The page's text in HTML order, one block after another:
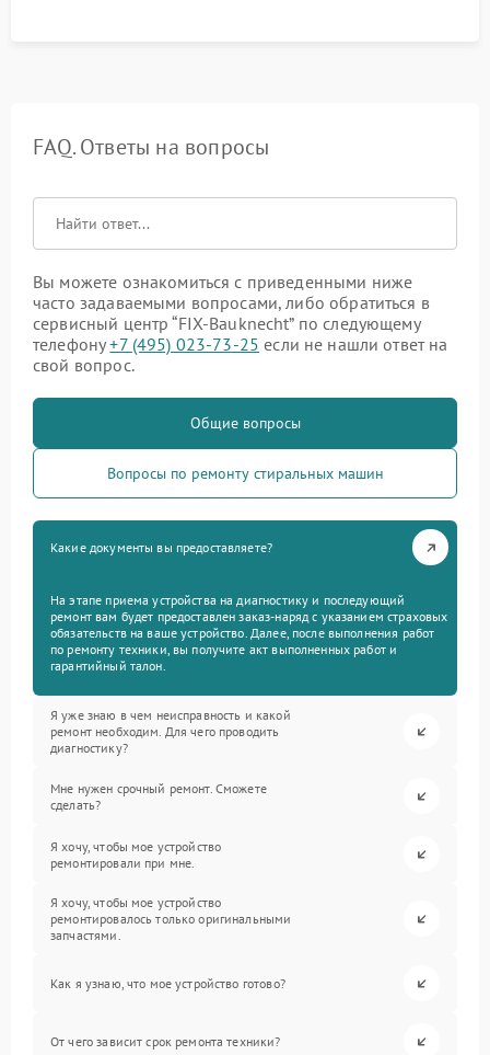
FAQ. Ответы на вопросы
Вы можете ознакомиться с приведенными ниже
часто задаваемыми вопросами, либо обратиться в
сервисный центр “FIX-Bauknecht” по следующему
телефону+7 (495) 023-73-25 если не нашли ответ на
свой вопрос.
Общие вопросы
Вопросы по ремонту стиральных машин
Какие документы вы предоставляете?
На этапе приема устройства на диагностику и последующий
ремонт вам будет предоставлен заказ-наряд с указанием страховых
обязательств на ваше устройство. Далее, после выполнения работ
по ремонту техники, вы получите акт выполненных работ и
гарантийный талон.
Я уже знаю в чем неисправность и какой
ремонт необходим. Для чего проводить
диагностику?
Мне нужен срочный ремонт. Сможете
сделать?
Я хочу, чтобы мое устройство
ремонтировали при мне.
Я хочу, чтобы мое устройство
ремонтировалось только оригинальными
запчастями.
Как я узнаю, что мое устройство готово?
От чего зависит срок ремонта техники?